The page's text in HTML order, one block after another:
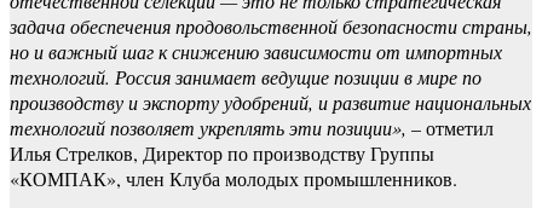
задача обеспечения продовольственной безопасности страны,
но и важный шаг к снижению зависимости от импортных
технологий. Россия занимает ведущие позиции в мире по
производству и экспорту удобрений, и развитие национальных
технологий позволяет укреплять эти позиции», – отметил
Илья Стрелков, Директор по производству Группы
«КОМПАК», член Клуба молодых промышленников.